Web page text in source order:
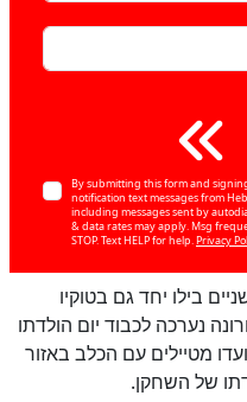
By submitting this form and
notification text messages from
including messages sent by
& data rates may apply. Msg
STOP. Text HELP for help. Privacy
בילו יחד גם בטוקיו
נערכה לכבוד יום הולדתו
מטיילים עם הכלב באזור
של השחקן.
60%לא